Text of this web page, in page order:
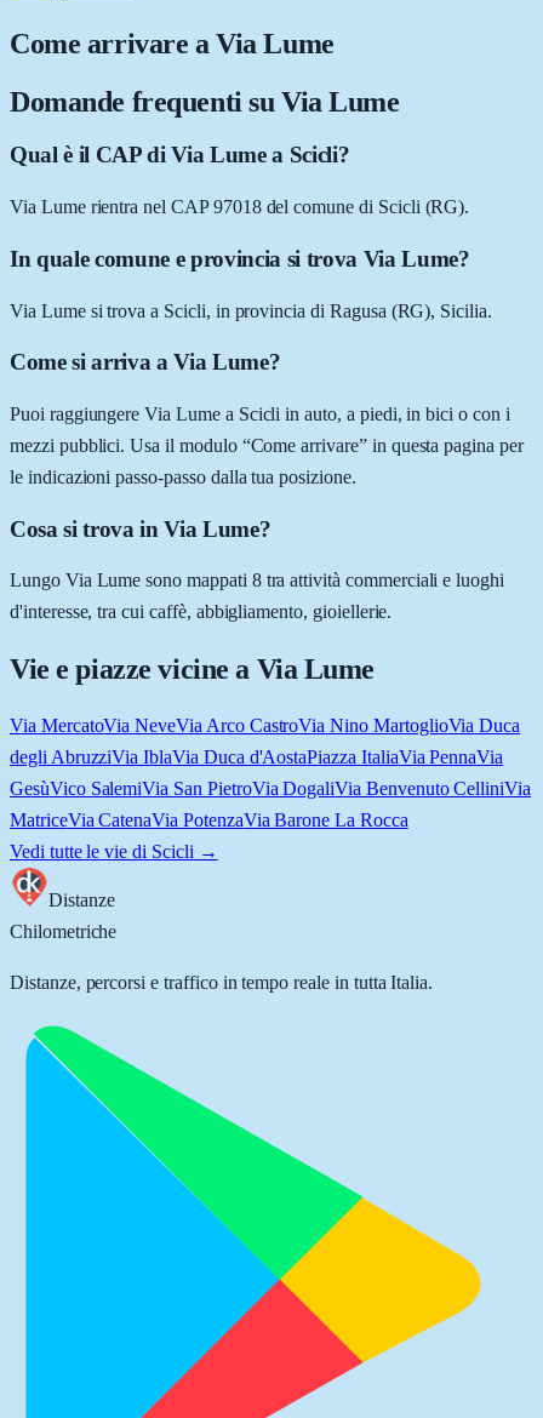
Come arrivare aVia Lume
Domande frequenti su Via Lume
Qual è il CAP di Via Lume a Scicli?
Via Lume rientra nel CAP 97018 del comune di Scicli (RG).
In quale comune e provincia si trova Via Lume?
Via Lume si trova a Scicli, in provincia di Ragusa (RG), Sicilia.
Come si arriva a Via Lume?
Puoi raggiungere Via Lume a Scicli in auto, a piedi, in bici o con i
mezzi pubblici. Usa il modulo “Come arrivare” in questa pagina per
le indicazioni passo-passo dalla tua posizione.
Cosa si trova in Via Lume?
Lungo Via Lume sono mappati 8 tra attività commerciali e luoghi
d'interesse, tra cui caffè, abbigliamento, gioiellerie.
Vie e piazze vicine a Via Lume
Via MercatoVia NeveVia Arco CastroVia Nino MartoglioVia Duca
degli AbruzziVia IblaVia Duca d'AostaPiazza ItaliaVia PennaVia
GesùVico SalemiVia San PietroVia DogaliVia Benvenuto CelliniVia
MatriceVia CatenaVia PotenzaVia Barone La Rocca
Vedi tutte le vie di Scicli →
Distanze
Chilometriche
Distanze, percorsi e traffico in tempo reale in tutta Italia.